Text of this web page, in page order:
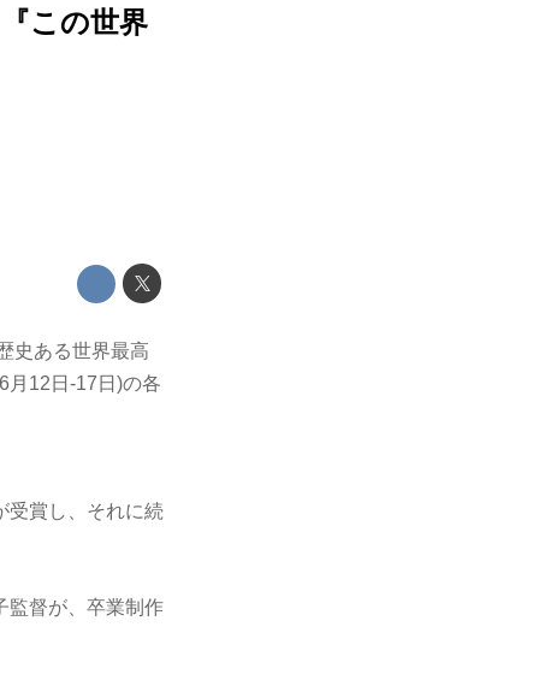
この世界
史ある世界最高
月12日-17日)の各
受賞し、それに続
監督が、卒業制作